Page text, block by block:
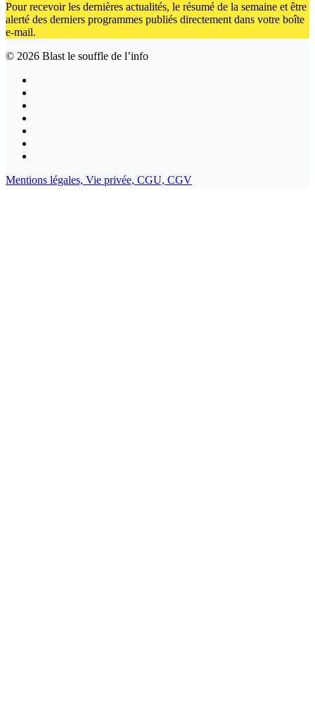
Pour recevoir les dernières actualités, le résumé de la semaine et être
alerté des derniers programmes publiés directement dans votre boîte
e-mail.
© 2026 Blast le souffle de l’info
Mentions légales, Vie privée, CGU, CGV